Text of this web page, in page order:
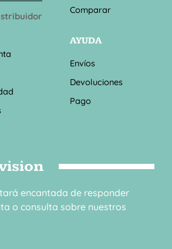
Comparar
AYUDA
Envíos
Devoluciones
Pago
encantada de responder
o consulta sobre nuestros